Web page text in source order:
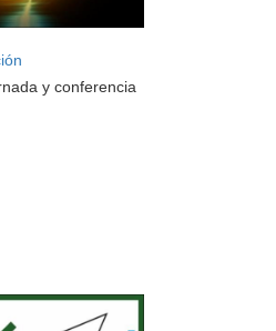
y conferencia